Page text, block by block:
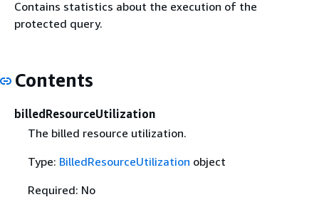
Contains statistics about the execution of the
protected query.
Contents
billedResourceUtilization
The billed resource utilization.
Type: BilledResourceUtilization object
Required: No